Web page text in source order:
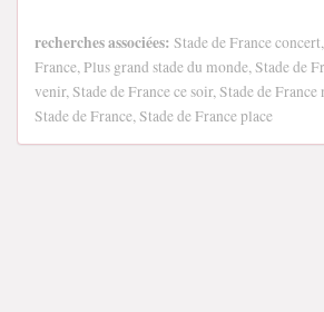
recherches associées: Stade de France
France, Plus grand stade du monde, Stade de
venir, Stade de France ce soir, Stade de
Stade de France, Stade de France place